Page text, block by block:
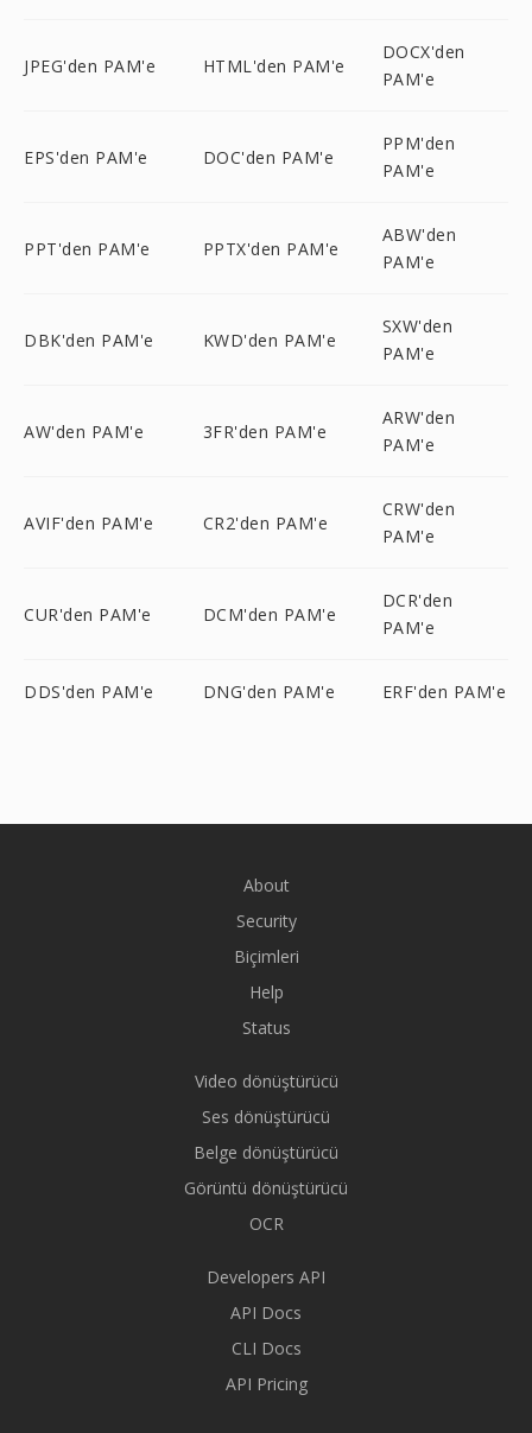
JPEG'den PAM'e HTML'den PAM'e
DOCX'den
PAM'e
EPS'den PAM'e DOC'den PAM'e
PPM'den
PAM'e
PPT'den PAM'e PPTX'den PAM'e
ABW'den
PAM'e
DBK'den PAM'e KWD'den PAM'e
SXW'den
PAM'e
AW'den PAM'e 3FR'den PAM'e
ARW'den
PAM'e
AVIF'den PAM'e CR2'den PAM'e
CRW'den
PAM'e
CUR'den PAM'e DCM'den PAM'e
DCR'den
PAM'e
DDS'den PAM'e DNG'den PAM'e ERF'den PAM'e
About
Security
Biçimleri
Help
Status
Video dönüştürücü
Ses dönüştürücü
Belge dönüştürücü
Görüntü dönüştürücü
OCR
Developers API
API Docs
CLI Docs
API Pricing